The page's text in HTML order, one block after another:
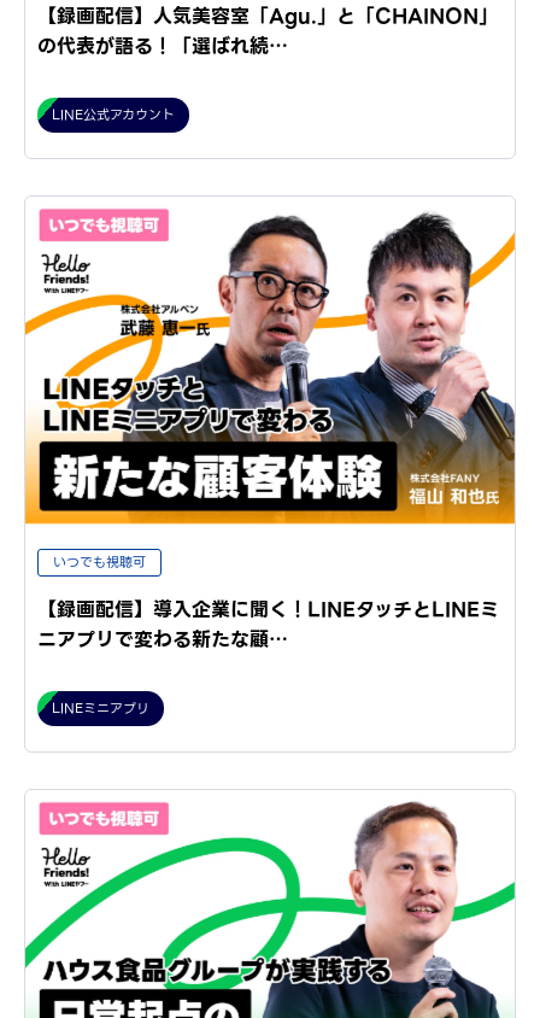
【録画配信】人気美容室「Agu.」と「CHAINON」
の代表が語る！「選ばれ続…
LINE公式アカウント
いつでも視聴可
【録画配信】導入企業に聞く！LINEタッチとLINEミ
ニアプリで変わる新たな顧…
LINEミニアプリ